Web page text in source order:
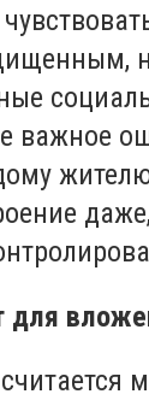
важное
для